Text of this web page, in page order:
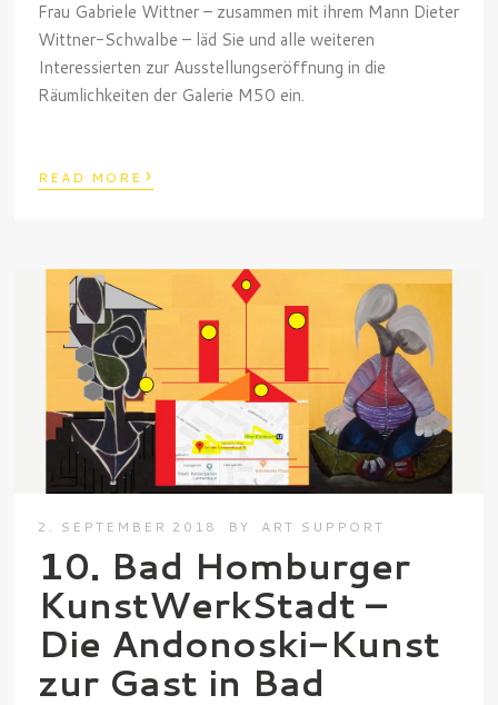
Frau Gabriele Wittner – zusammen mit ihrem Mann Dieter
Wittner-Schwalbe – läd Sie und alle weiteren
Interessierten zur Ausstellungseröffnung in die
Räumlichkeiten der Galerie M50 ein.
READ MORE ›
2. SEPTEMBER 2018 BY ART SUPPORT
10. Bad Homburger
KunstWerkStadt –
Die Andonoski-Kunst
zur Gast in Bad